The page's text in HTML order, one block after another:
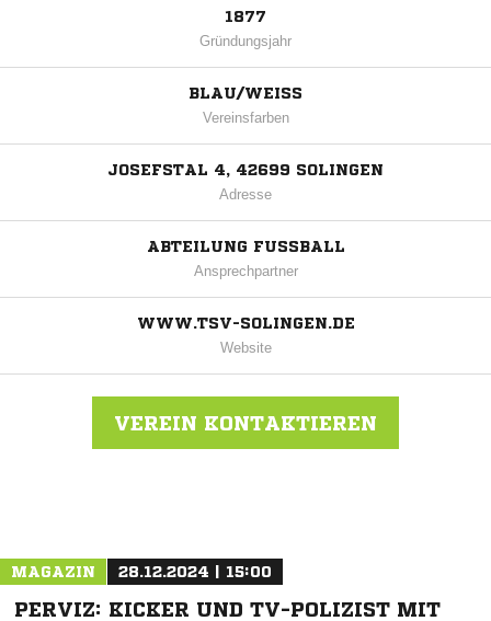
1877
Gründungsjahr
BLAU/WEISS
Vereinsfarben
JOSEFSTAL 4, 42699 SOLINGEN
Adresse
ABTEILUNG FUSSBALL
Ansprechpartner
WWW.TSV-SOLINGEN.DE
Website
VEREIN KONTAKTIEREN
MAGAZIN 28.12.2024 | 15:00
PERVIZ: KICKER UND TV-POLIZIST MIT